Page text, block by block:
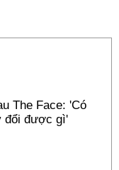
The Face: 'Có
đổi được gì'